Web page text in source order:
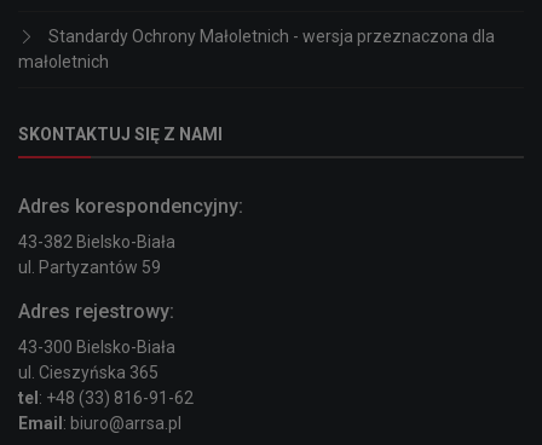
Standardy Ochrony Małoletnich - wersja przeznaczona dla
małoletnich
SKONTAKTUJ SIĘ Z NAMI
Adres korespondencyjny:
43-382 Bielsko-Biała
ul. Partyzantów 59
Adres rejestrowy:
43-300 Bielsko-Biała
ul. Cieszyńska 365
tel : +48 (33) 816-91-62
Email : biuro@arrsa.pl